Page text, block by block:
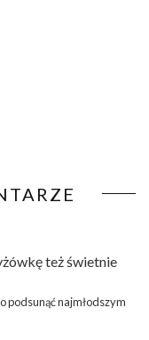
też świetnie
podsunąć najmłodszym